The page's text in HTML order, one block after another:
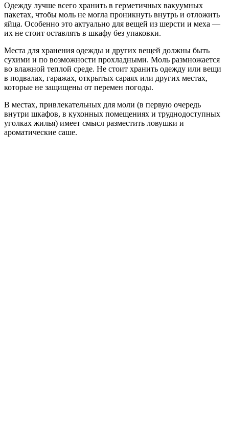
Одежду лучше всего хранить в герметичных вакуумных
пакетах, чтобы моль не могла проникнуть внутрь и отложить
яйца. Особенно это актуально для вещей из шерсти и меха —
их не стоит оставлять в шкафу без упаковки.
Места для хранения одежды и других вещей должны быть
сухими и по возможности прохладными. Моль размножается
во влажной теплой среде. Не стоит хранить одежду или вещи
в подвалах, гаражах, открытых сараях или других местах,
которые не защищены от перемен погоды.
В местах, привлекательных для моли (в первую очередь
внутри шкафов, в кухонных помещениях и труднодоступных
уголках жилья) имеет смысл разместить ловушки и
ароматические саше.